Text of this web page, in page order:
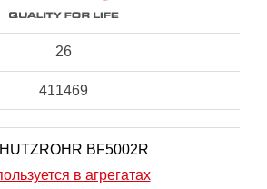
26
411469
BF5002R
в агрегатах